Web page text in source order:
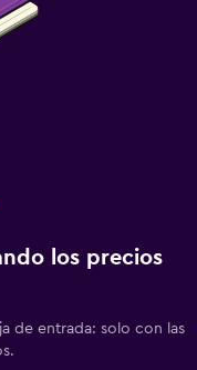
los precios
de entrada: solo con las